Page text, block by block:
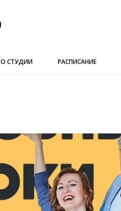
О СТУДИИ РАСПИСАНИЕ